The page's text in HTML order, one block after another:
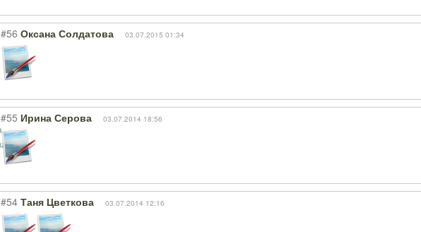
#56 Оксана Солдатова 03.07.2015 01:34
#55 Ирина Серова 03.07.2014 18:56
#54 Таня Цветкова 03.07.2014 12:16